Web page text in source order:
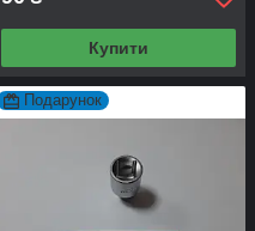
Купити
Подарунок